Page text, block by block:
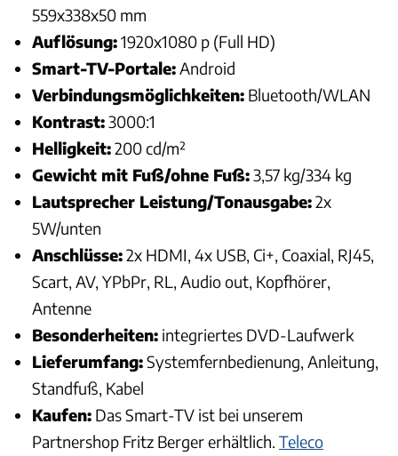
559x338x50 mm
Auflösung:1920x1080 p (Full HD)
Smart-TV-Portale:Android
Verbindungsmöglichkeiten: Bluetooth/WLAN
Kontrast:3000:1
Helligkeit:200 cd/m²
Gewicht mit Fuß/ohne Fuß:3,57 kg/334 kg
Lautsprecher Leistung/Tonausgabe:2x
5W/unten
Anschlüsse:2x HDMI, 4x USB, Ci+, Coaxial, RJ45,
Scart, AV, YPbPr, RL, Audio out, Kopfhörer,
Antenne
Besonderheiten: integriertes DVD-Laufwerk
Lieferumfang:Systemfernbedienung, Anleitung,
Standfuß, Kabel
Kaufen: Das Smart-TV ist bei unserem
Partnershop Fritz Berger erhältlich. Teleco